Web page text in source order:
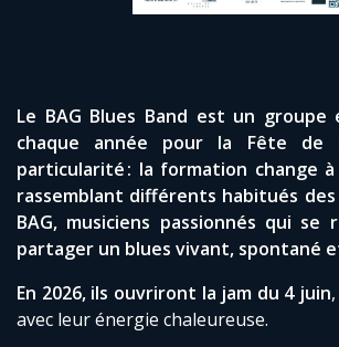
Le BAG Blues Band est un groupe
chaque année pour la Fête de
particularité : la formation change
rassemblant différents habitués des
BAG, musiciens passionnés qui
partager un blues vivant, spontané
En 2026, ils ouvriront la jam du 4 juin
avec leur énergie chaleureuse.